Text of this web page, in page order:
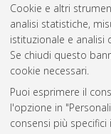
Cookie e altri
analisi statistiche,
istituzionale e
Se chiudi questo
cookie necessari.
Puoi esprimere il
l'opzione in
consensi più
Questa lista e'
Atom
Rss 1.0
Rss 2.0